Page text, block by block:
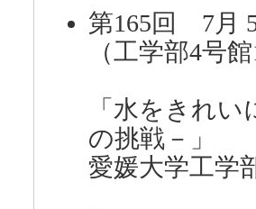
第165回 7月
（工学部4号
「水をきれ
の挑戦－」
愛媛大学工